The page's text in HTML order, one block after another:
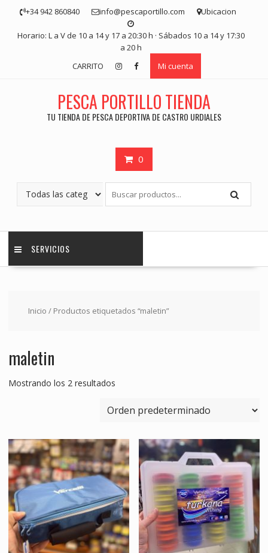
contenido
+34 942 860840 info@pescaportillo.com Ubicacion
Horario: L a V de 10 a 14 y 17 a 20:30 h · Sábados 10 a 14 y 17:30
a 20 h
CARRITO
Mi cuenta
PESCA PORTILLO TIENDA
TU TIENDA DE PESCA DEPORTIVA DE CASTRO URDIALES
0
SERVICIOS
Inicio / Productos etiquetados “maletin”
maletin
Mostrando los 2 resultados